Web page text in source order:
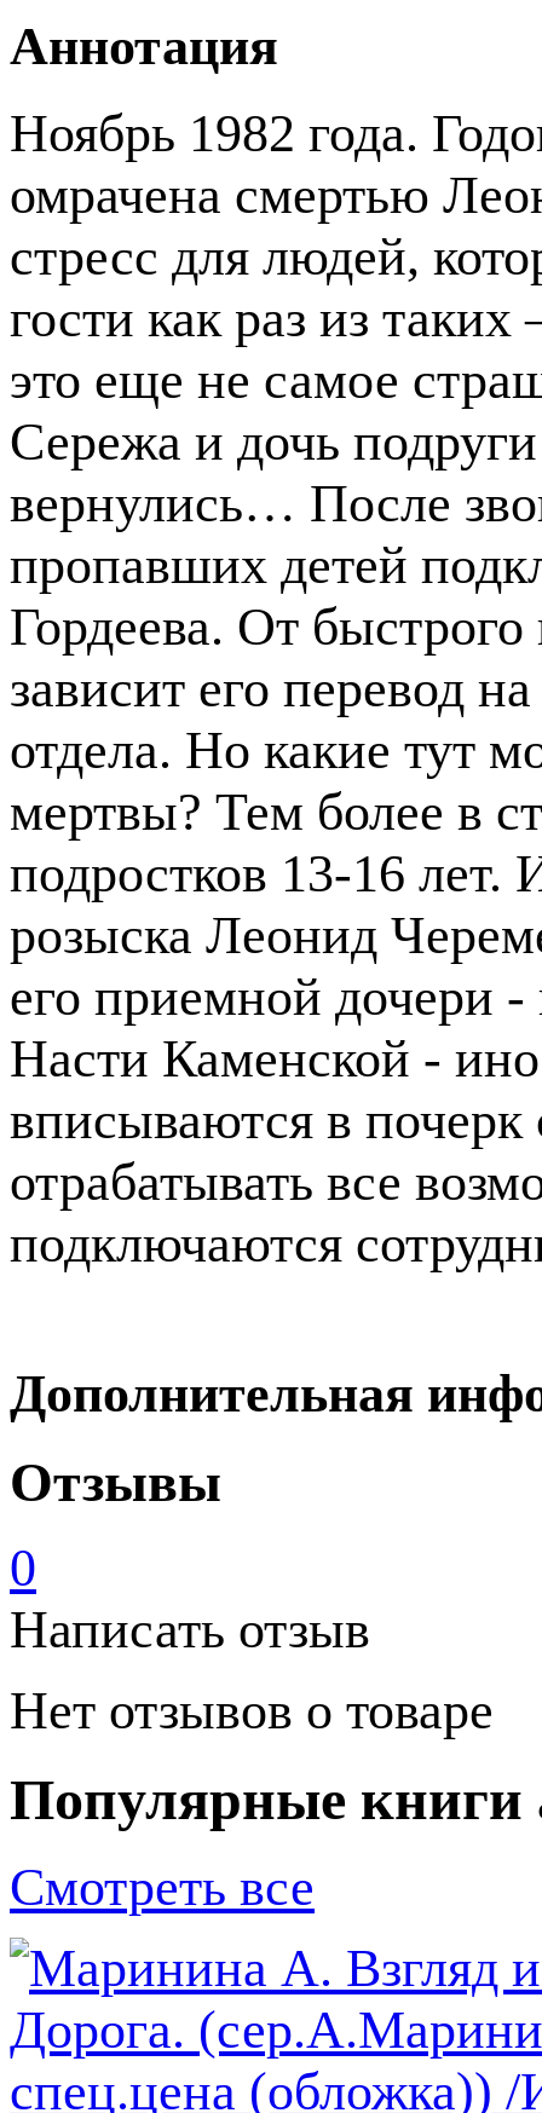
Аннотация
Ноябрь 1982 года.
омрачена смертью
стресс для людей,
гости как раз из
это еще не самое
Сережа и дочь
вернулись… После
пропавших детей
Гордеева. От быстрого
зависит его перевод
отдела. Но какие тут
мертвы? Тем более в
подростков 13-16 лет.
розыска Леонид
его приемной
Насти Каменской -
вписываются в
отрабатывать все
подключаются
Дополнительная
Отзывы
0
Написать отзыв
Нет отзывов о товаре
Популярные книги
Смотреть все